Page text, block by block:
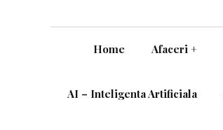
Home Afaceri +
AI – Inteligenta Artificiala